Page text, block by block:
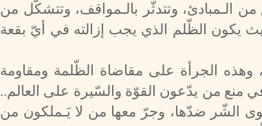
الـمبادئ، وتتدثّر بالـمواقف، وتتشكّل من
يكون الظّلم الذي يجب إزالته في أيّ بقعة
وهذه الجرأة على مقاضاة الظّلمة ومقاومة
منع من يدّعون القوّة والسّيرة على العالم..
الشّر ضدّها، وجرّ معها من لا يَـملكون من